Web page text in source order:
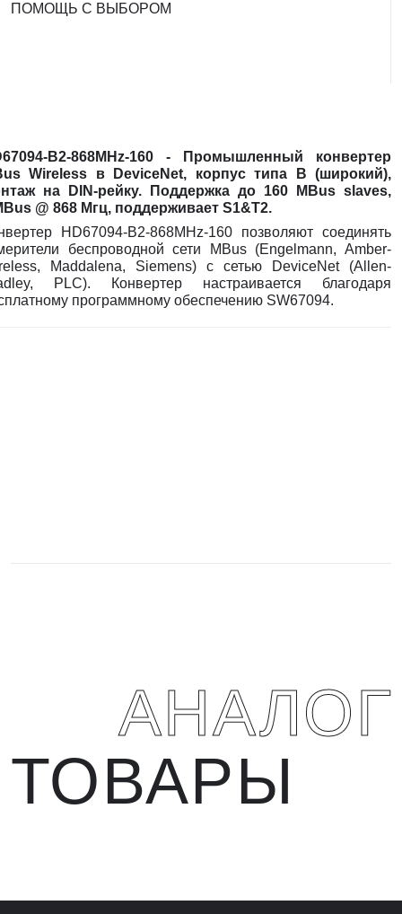
ПОМОЩЬ С ВЫБОРОМ
B2-868MHz-160 - Промышленный конвертер
Wireless в DeviceNet, корпус типа B (широкий),
на DIN-рейку. Поддержка до 160 MBus slaves,
@ 868 Мгц, поддерживает S1&T2.
HD67094-B2-868MHz-160 позволяют соединять
беспроводной сети MBus (Engelmann, Amber-
Maddalena, Siemens) с сетью DeviceNet (Allen-
PLC). Конвертер настраивается благодаря
программному обеспечению SW67094.
ТОВАРЫ